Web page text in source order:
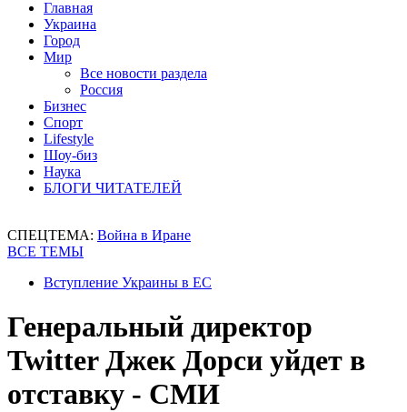
Главная
Украина
Город
Мир
Все новости раздела
Россия
Бизнес
Спорт
Lifestyle
Шоу-биз
Наука
БЛОГИ ЧИТАТЕЛЕЙ
СПЕЦТЕМА: Война в Иране
ВСЕ ТЕМЫ
Вступление Украины в ЕС
Генеральный директор
Twitter Джек Дорси уйдет в
отставку - СМИ